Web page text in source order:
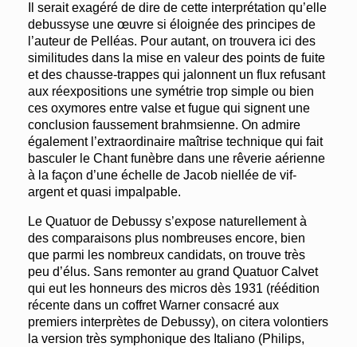
Il serait exagéré de dire de cette interprétation qu’elle
debussyse une œuvre si éloignée des principes de
l’auteur de Pelléas. Pour autant, on trouvera ici des
similitudes dans la mise en valeur des points de fuite
et des chausse-trappes qui jalonnent un flux refusant
aux réexpositions une symétrie trop simple ou bien
ces oxymores entre valse et fugue qui signent une
conclusion faussement brahmsienne. On admire
également l’extraordinaire maîtrise technique qui fait
basculer le Chant funèbre dans une rêverie aérienne
à la façon d’une échelle de Jacob niellée de vif-
argent et quasi impalpable.
Le Quatuor de Debussy s’expose naturellement à
des comparaisons plus nombreuses encore, bien
que parmi les nombreux candidats, on trouve très
peu d’élus. Sans remonter au grand Quatuor Calvet
qui eut les honneurs des micros dès 1931 (réédition
récente dans un coffret Warner consacré aux
premiers interprètes de Debussy), on citera volontiers
la version très symphonique des Italiano (Philips,